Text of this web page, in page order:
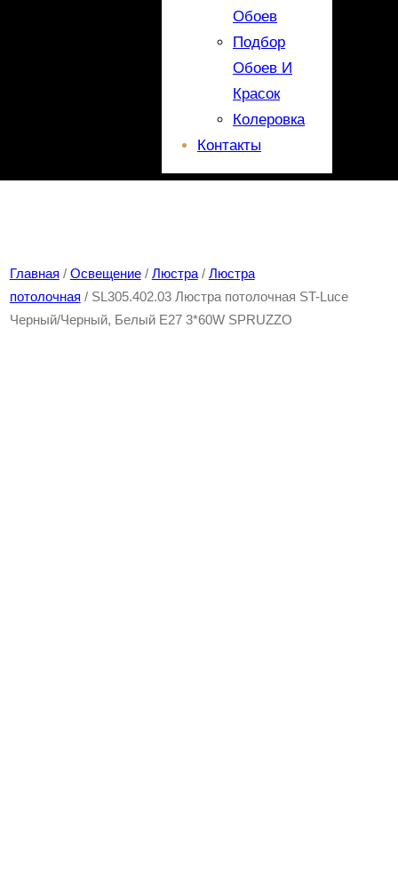
Обоев
Подбор
Обоев И
Красок
Колеровка
Контакты
Главная / Освещение/ Люстра/ Люстра
потолочная / SL305.402.03 Люстра потолочная ST-Luce
Черный/Черный, Белый E27 3*60W SPRUZZO